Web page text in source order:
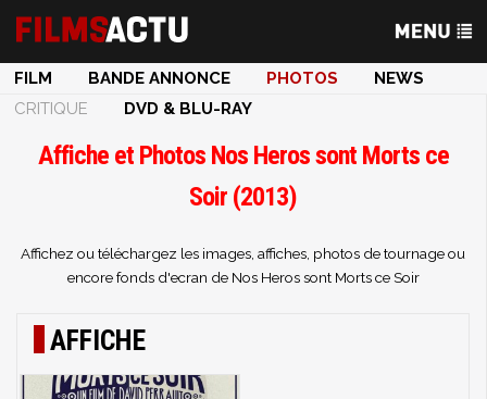
FILM BANDE ANNONCE PHOTOS
NEWS
CRITIQUE
DVD & BLU-RAY
Affiche et Photos Nos Heros sont Morts ce
Soir (2013)
Affichez ou téléchargez les images, affiches, photos de tournage ou
encore fonds d'ecran de Nos Heros sont Morts ce Soir
AFFICHE